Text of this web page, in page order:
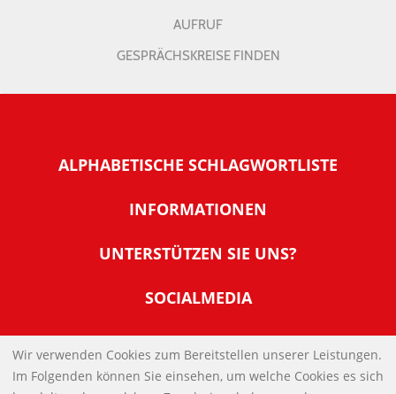
AUFRUF
GESPRÄCHSKREISE FINDEN
ALPHABETISCHE SCHLAGWORTLISTE
INFORMATIONEN
Warum NachDenkSeiten
Tipps zur Nutzung der NachDenkSeiten
Banner und E-Mail-Signaturen
Links
UNTERSTÜTZEN SIE UNS?
Werden Sie Fördermitglied
Spenden Sie Online
SOCIALMEDIA
IMPRESSUM
DATENSCHUTZERKLÄRUNG
Wir verwenden Cookies zum Bereitstellen unserer Leistungen.
Im Folgenden können Sie einsehen, um welche Cookies es sich